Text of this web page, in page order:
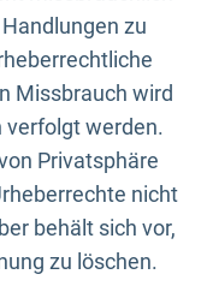
zu
Missbrauch wird
werden.
Privatsphäre
nicht
behält sich vor,
zu löschen.